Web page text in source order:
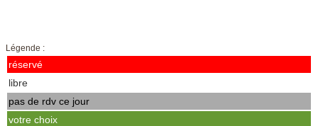
Légende :
réservé
libre
pas de rdv ce jour
votre choix